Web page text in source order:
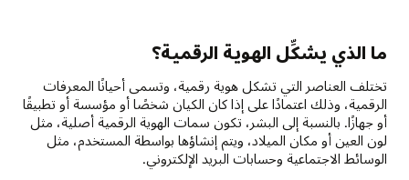
ما الذي يشكِّل الهوية الرقمية؟
تختلف العناصر التي تشكل هوية رقمية، وتسمى أحيانًا المعرفات
الرقمية، وذلك اعتمادًا على إذا كان الكيان شخصًا أو مؤسسة أو تطبيقًا
أو جهازًا. بالنسبة إلى البشر، تكون سمات الهوية الرقمية أصلية، مثل
لون العين أو مكان الميلاد، ويتم إنشاؤها بواسطة المستخدم، مثل
الوسائط الاجتماعية وحسابات البريد الإلكتروني.